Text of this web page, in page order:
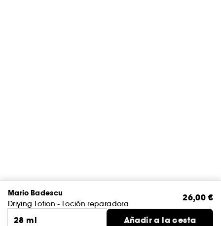
Mario Badescu
Driying Lotion - Loción reparadora
26,00 €
28 ml
Añadir a la cesta